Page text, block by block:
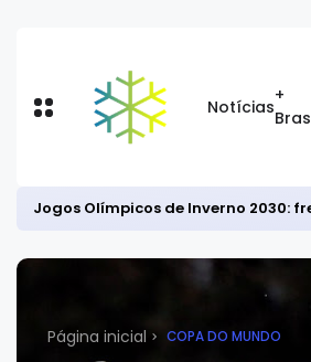
Notícias
+
Página inicial COPA DO MUNDO